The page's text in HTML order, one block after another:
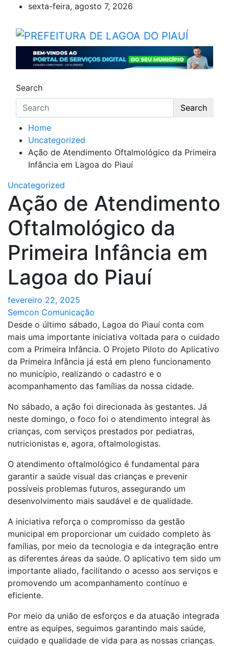
content
sexta-feira, agosto 7, 2026
PREFEITURA DE LAGOA
Lagoa do Piauí, Piauí, Brasil
Search
Search
Home
Uncategorized
Ação de Atendimento Oftalmológico da Primeira
Infância em Lagoa do Piauí
Uncategorized
Ação de Atendimento
Oftalmológico da
Primeira Infância em
Lagoa do Piauí
fevereiro 22, 2025
Semcon Comunicação
Desde o último sábado, Lagoa do Piauí conta com
mais uma importante iniciativa voltada para o cuidado
com a Primeira Infância. O Projeto Piloto do Aplicativo
da Primeira Infância já está em pleno funcionamento
no município, realizando o cadastro e o
acompanhamento das famílias da nossa cidade.
No sábado, a ação foi direcionada às gestantes. Já
neste domingo, o foco foi o atendimento integral às
crianças, com serviços prestados por pediatras,
nutricionistas e, agora, oftalmologistas.
O atendimento oftalmológico é fundamental para
garantir a saúde visual das crianças e prevenir
possíveis problemas futuros, assegurando um
desenvolvimento mais saudável e de qualidade.
A iniciativa reforça o compromisso da gestão
municipal em proporcionar um cuidado completo às
famílias, por meio da tecnologia e da integração entre
as diferentes áreas da saúde. O aplicativo tem sido um
importante aliado, facilitando o acesso aos serviços e
promovendo um acompanhamento contínuo e
eficiente.
Por meio da união de esforços e da atuação integrada
entre as equipes, seguimos garantindo mais saúde,
cuidado e qualidade de vida para as nossas crianças.